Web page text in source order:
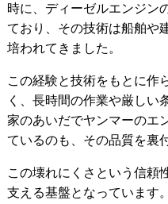
時に、ディーゼルエンジン
ており、その技術は船舶や
培われてきました。
この経験と技術をもとに作
く、長時間の作業や厳しい
家のあいだでヤンマーのエ
ているのも、その品質を裏
この壊れにくさという信頼
支える基盤となっています